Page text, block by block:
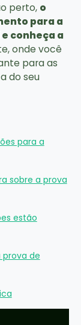
perto, o
para a
conheça a
onde você
para as
do seu
para a
sobre a prova
estão
prova de